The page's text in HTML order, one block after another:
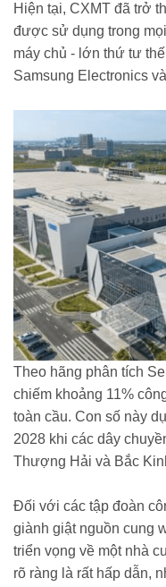
Hiện tại, CXMT đã trở
được sử dụng trong
máy chủ - lớn thứ tư
Samsung Electronics
Theo hãng phân tích
chiếm khoảng 11%
toàn cầu. Con số này
2028 khi các dây
Thượng Hải và Bắc
Đối với các tập đoàn
giành giật nguồn cung
triển vọng về một nhà
rõ ràng là rất hấp dẫn,